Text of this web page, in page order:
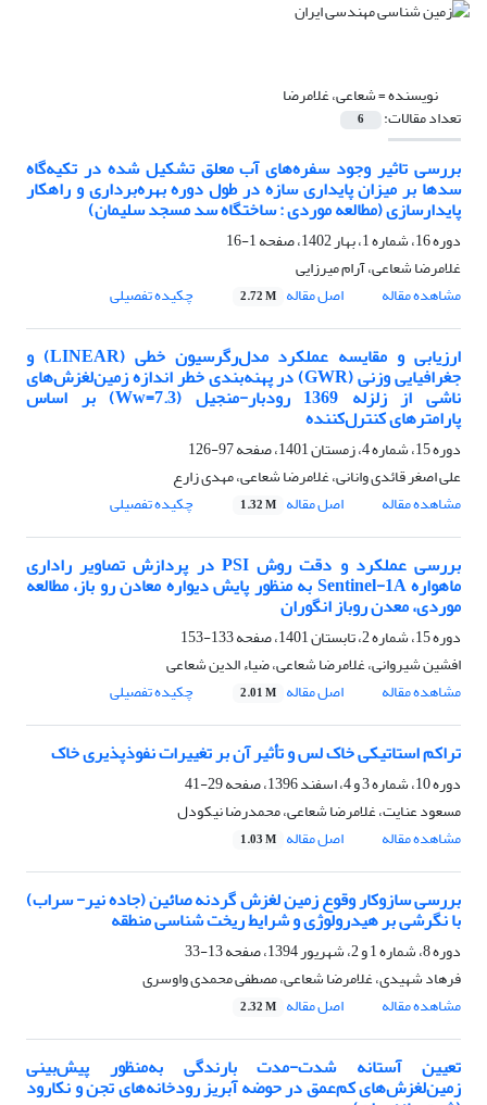
نویسنده =شعاعی، غلامرضا
تعداد مقالات: 6
بررسی تاثیر وجود سفره‌های آب معلق تشکیل شده در تکیه‌گاه
سدها بر میزان پایداری سازه در طول دوره بهره‌برداری و راهکار
پایدارسازی (مطالعه موردی : ساختگاه سد مسجد سلیمان)
دوره 16، شماره 1، بهار 1402، صفحه
1-16
غلامرضا شعاعی، آرام میرزایی
مشاهده مقاله
اصل مقاله 2.72 M چکیده تفصیلی
ارزیابی و مقایسه عملکرد مدل‌رگرسیون خطی (LINEAR) و
جغرافیایی وزنی (GWR) در پهنه‌بندی خطر اندازه زمین‌لغزش‌های
ناشی از زلزله 1369 رودبار-منجیل (Ww=7.3) بر اساس
پارامترهای کنترل‌کننده
دوره 15، شماره 4، زمستان 1401، صفحه
97-126
علی اصغر قائدی وانانی، غلامرضا شعاعی، مهدی زارع
مشاهده مقاله
اصل مقاله 1.32 M چکیده تفصیلی
بررسی عملکرد و دقت روش PSI در پردازش تصاویر راداری
ماهواره Sentinel-1A به منظور پایش دیواره‌ معادن رو باز، مطالعه
موردی، معدن روباز انگوران
دوره 15، شماره 2، تابستان 1401، صفحه
133-153
افشین شیروانی، غلامرضا شعاعی، ضیاء الدین شعاعی
مشاهده مقاله
اصل مقاله 2.01 M چکیده تفصیلی
تراکم استاتیکی خاک لس و تأثیر آن بر تغییرات نفوذپذیری خاک
دوره 10، شماره 3 و 4، اسفند 1396، صفحه
29-41
مسعود عنایت، غلامرضا شعاعی، محمدرضا نیکودل
مشاهده مقاله
اصل مقاله 1.03 M
بررسی سازوکار وقوع زمین لغزش گردنه صائین (جاده نیر- سراب)
با نگرشی بر هیدرولوژی و شرایط ریخت شناسی منطقه
دوره 8، شماره 1 و 2، شهریور 1394، صفحه
13-33
فرهاد شهیدی، غلامرضا شعاعی، مصطفی محمدی واوسری
مشاهده مقاله
اصل مقاله 2.32 M
تعیین آستانه شدت-مدت بارندگی به‌منظور پیش‌بینی
زمین‌لغزش‌های کم‌عمق در حوضه آبریز رودخانه‌های تجن و نکارود